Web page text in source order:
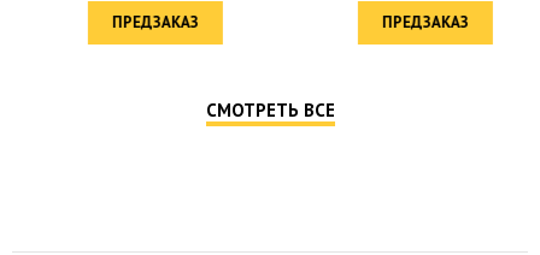
ПРЕДЗАКАЗ ПРЕДЗАКАЗ
СМОТРЕТЬ ВСЕ